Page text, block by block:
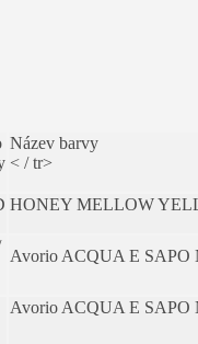
Název barvy
< / tr>
HONEY MELLOW
Avorio ACQUA E
Avorio ACQUA E